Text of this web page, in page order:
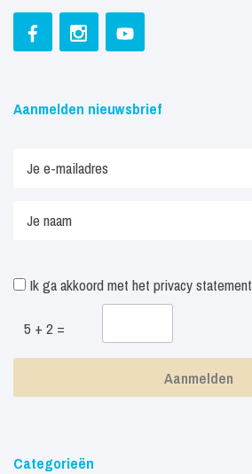
Aanmelden nieuwsbrief
Ik ga akkoord met het privacy statement
5 + 2 =
Categorieën